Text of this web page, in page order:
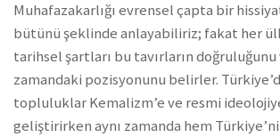
Muhafazakarlığı evrensel çapta bir
bütünü şeklinde anlayabiliriz; fakat her
tarihsel şartları bu tavırların
zamandaki pozisyonunu belirler.
topluluklar Kemalizm’e ve resmi
geliştirirken aynı zamanda hem